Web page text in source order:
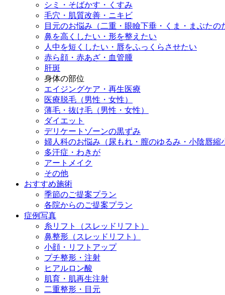
シミ・そばかす・くすみ
毛穴・肌質改善・ニキビ
目元のお悩み（二重・眼瞼下垂・くま・まぶたの
鼻を高くしたい・形を整えたい
人中を短くしたい・唇をふっくらさせたい
赤ら顔・赤あざ・血管腫
肝斑
身体の部位
エイジングケア・再生医療
医療脱毛（男性・女性）
薄毛・抜け毛（男性・女性）
ダイエット
デリケートゾーンの黒ずみ
婦人科のお悩み（尿もれ・膣のゆるみ・小陰唇縮
多汗症・わきが
アートメイク
その他
おすすめ施術
季節のご提案プラン
各院からのご提案プラン
症例写真
糸リフト（スレッドリフト）
鼻整形（スレッドリフト）
小顔・リフトアップ
プチ整形・注射
ヒアルロン酸
肌育・肌再生注射
二重整形・目元